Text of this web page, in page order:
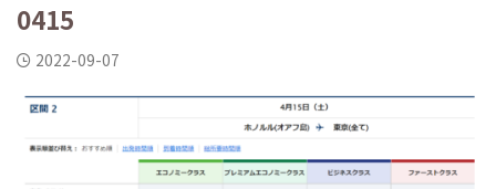
0415
2022-09-07